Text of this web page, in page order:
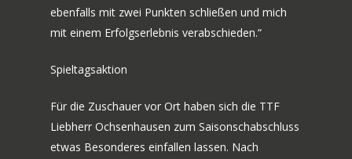
ebenfalls mit zwei Punkten schließen und mich
mit einem Erfolgserlebnis verabschieden.“
Spieltagsaktion
Für die Zuschauer vor Ort haben sich die TTF
Liebherr Ochsenhausen zum Saisonschabschluss
etwas Besonderes einfallen lassen. Nach